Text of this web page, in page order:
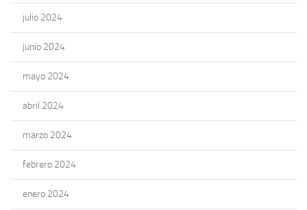
julio 2024
junio 2024
mayo 2024
abril 2024
marzo 2024
febrero 2024
enero 2024